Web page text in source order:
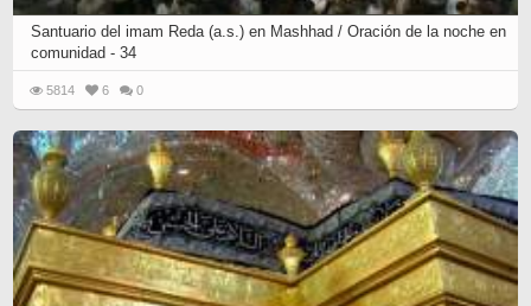
Santuario del imam Reda (a.s.) en Mashhad / Oración de la noche en
comunidad - 34
5814 6 0